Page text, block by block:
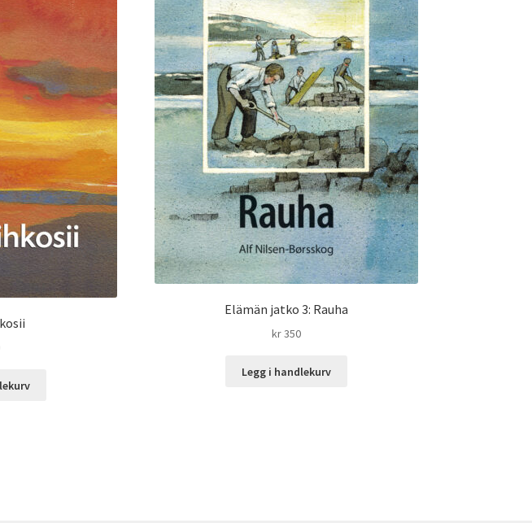
Elämän jatko 3: Rauha
kr350
Legg i handlekurv